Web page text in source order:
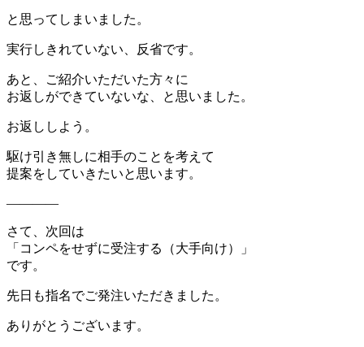
と思ってしまいました。
実行しきれていない、反省です。
あと、ご紹介いただいた方々に
お返しができていないな、と思いました。
お返ししよう。
駆け引き無しに相手のことを考えて
提案をしていきたいと思います。
————
さて、次回は
「コンペをせずに受注する（大手向け）」
です。
先日も指名でご発注いただきました。
ありがとうございます。